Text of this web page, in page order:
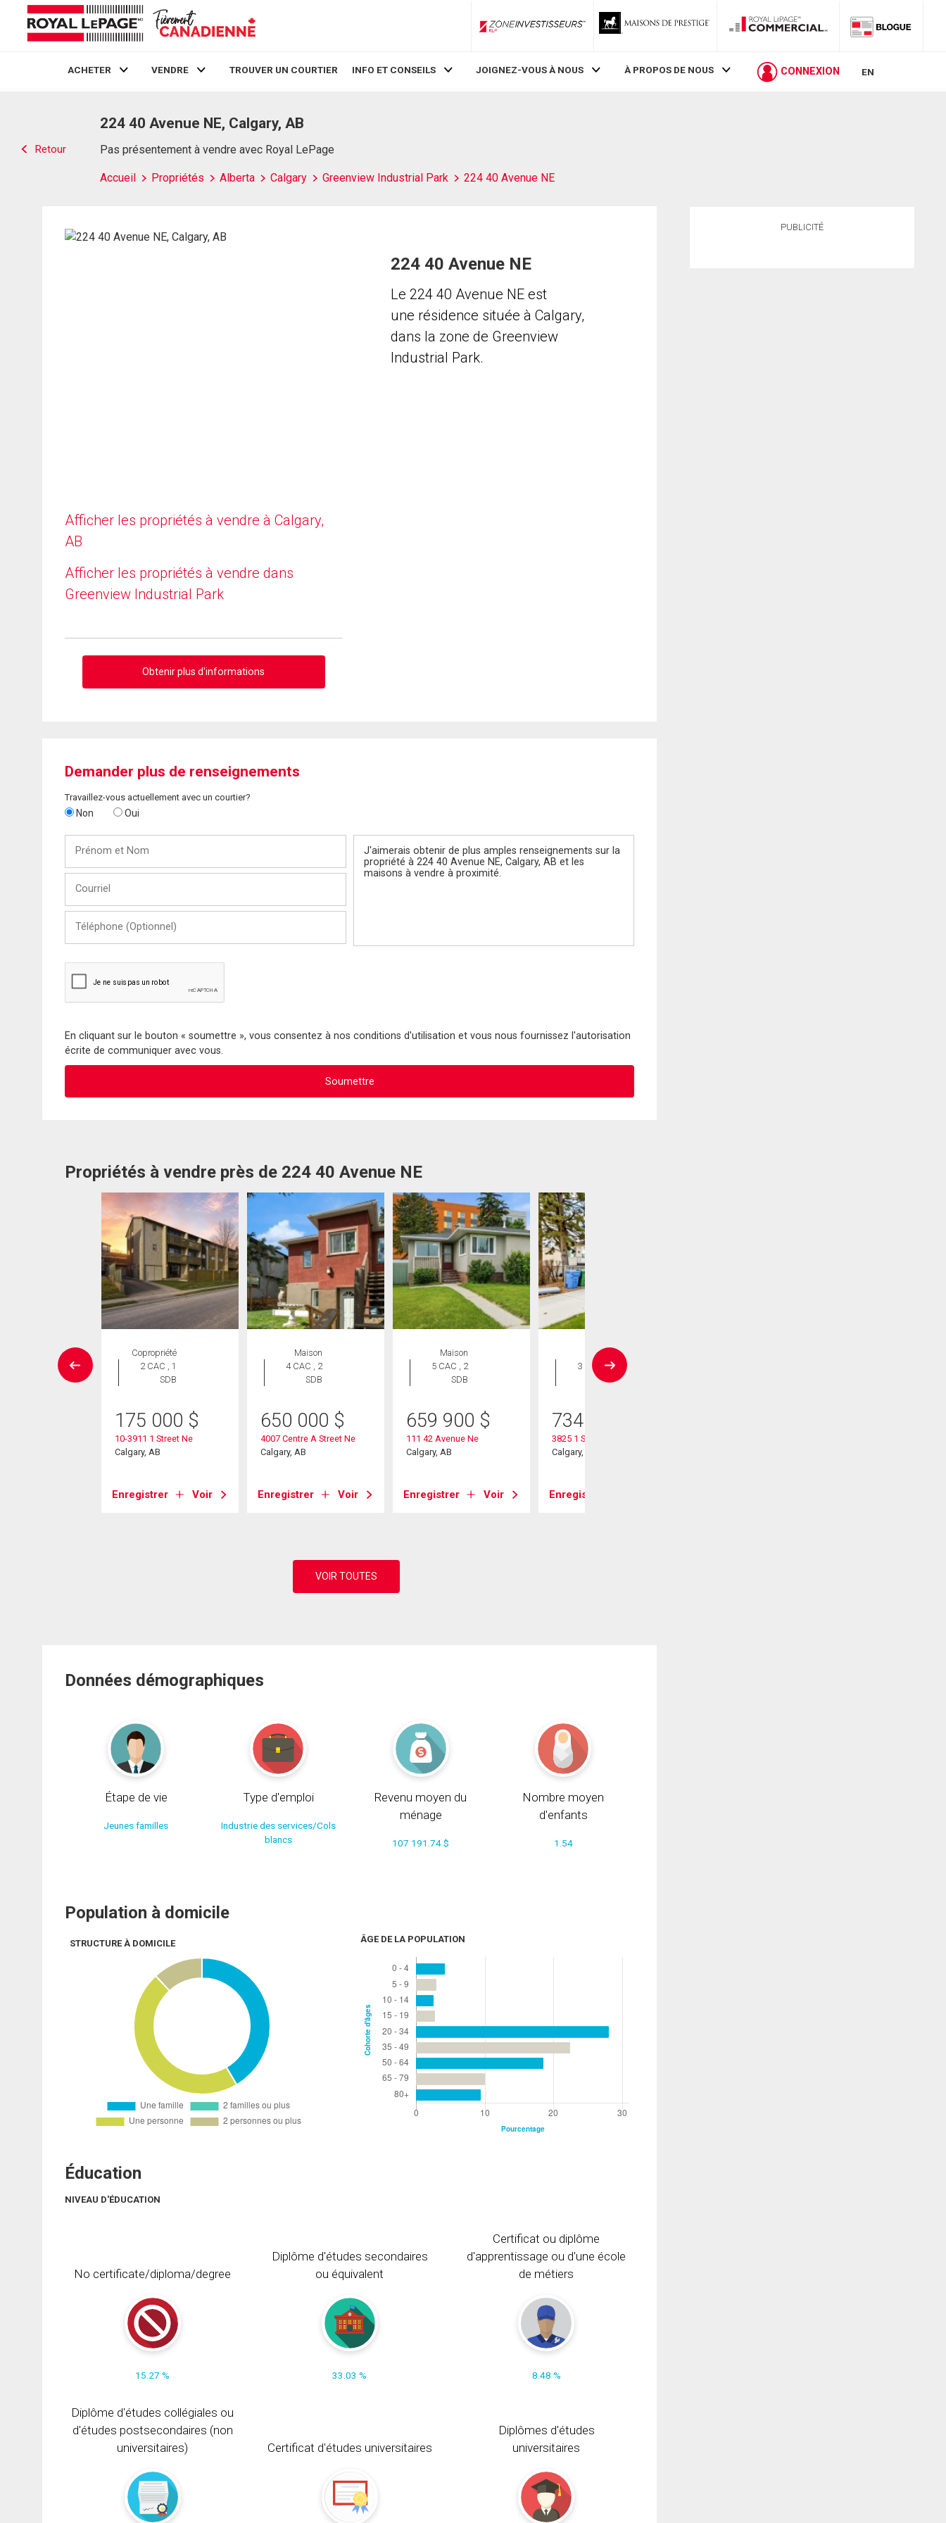
ZoneInvestisseurs RLP
ACHETER VENDRE TROUVER UN COURTIER INFO ET CONSEILS JOIGNEZ-VOUS À NOUS À PROPOS DE NOUS CONNEXION EN
Retour
224 40 Avenue NE, Calgary, AB
Pas présentement à vendre avec Royal LePage
Accueil Propriétés Alberta Calgary Greenview Industrial Park 224 40 Avenue NE
Afficher les propriétés à vendre à Calgary,
AB
Afficher les propriétés à vendre dans
Greenview Industrial Park
Obtenir plus d'informations
224 40 Avenue NE
Le 224 40 Avenue NE est
une résidence située à Calgary,
dans la zone de Greenview
Industrial Park.
Demander plus de renseignements
Travaillez-vous actuellement avec un courtier?
Non Oui
Nom
(Optionnel)
En cliquant sur le bouton « soumettre », vous consentez à nos conditions d'utilisation et vous nous fournissez l'autorisation
écrite de communiquer avec vous.
Propriétés à vendre près de 224 40 Avenue NE
Copropriété
2 CAC , 1
SDB
175 000 $
10-3911 1 Street Ne
Calgary, AB
Enregistrer Voir
Maison
4 CAC , 2
SDB
650 000 $
4007 Centre A Street Ne
Calgary, AB
Enregistrer Voir
Maison
5 CAC , 2
SDB
659 900 $
111 42 Avenue Ne
Calgary, AB
Enregistrer Voir
Maison
3 CAC , 4
SDB
734 999
3825 1 Street Ne
Calgary, AB
Enregistrer
Données démographiques
Étape de vie
Jeunes familles
Type d'emploi
Industrie des services/Cols
blancs
Revenu moyen du
ménage
107 191.74 $
Nombre moyen
d'enfants
1.54
Population à domicile
STRUCTURE À DOMICILE ÂGE DE LA POPULATION
Éducation
NIVEAU D'ÉDUCATION
No certificate/diploma/degree
15.27 %
Diplôme d'études secondaires
ou équivalent
33.03 %
Certificat ou diplôme
d'apprentissage ou d'une école
de métiers
8.48 %
Diplôme d'études collégiales ou
d'études postsecondaires (non
universitaires)
Certificat d'études universitaires
Diplômes d'études
universitaires
PUBLICITÉ